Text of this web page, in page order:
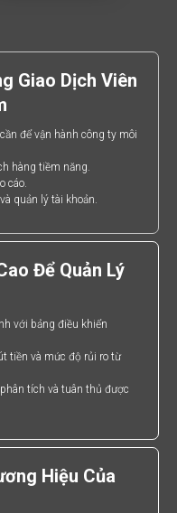
Giao Dịch Viên
để vận hành công ty môi
hàng tiềm năng.
cáo.
quản lý tài khoản.
Để Quản Lý
với bảng điều khiển
tiền và mức độ rủi ro từ
tích và tuân thủ được
Hiệu Của